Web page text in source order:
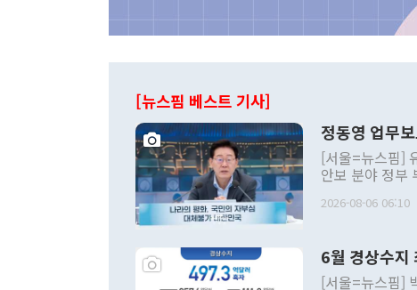
[뉴스핌 베스트 기사]
정동영 업무
[서울=뉴스핌]
안보 분야 정부
발언 중에는 정
주의적 희망에
관의 대북 정책
2026-08-06 06:10
6월 경상수지
[서울=뉴스핌]